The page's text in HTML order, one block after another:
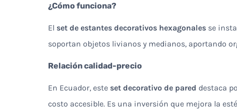
¿Cómo funciona?
El set de estantes decorativos hexagonales se
soportan objetos livianos y medianos, aportando
Relación calidad-precio
En Ecuador, este set decorativo de pared destaca
costo accesible. Es una inversión que mejora la